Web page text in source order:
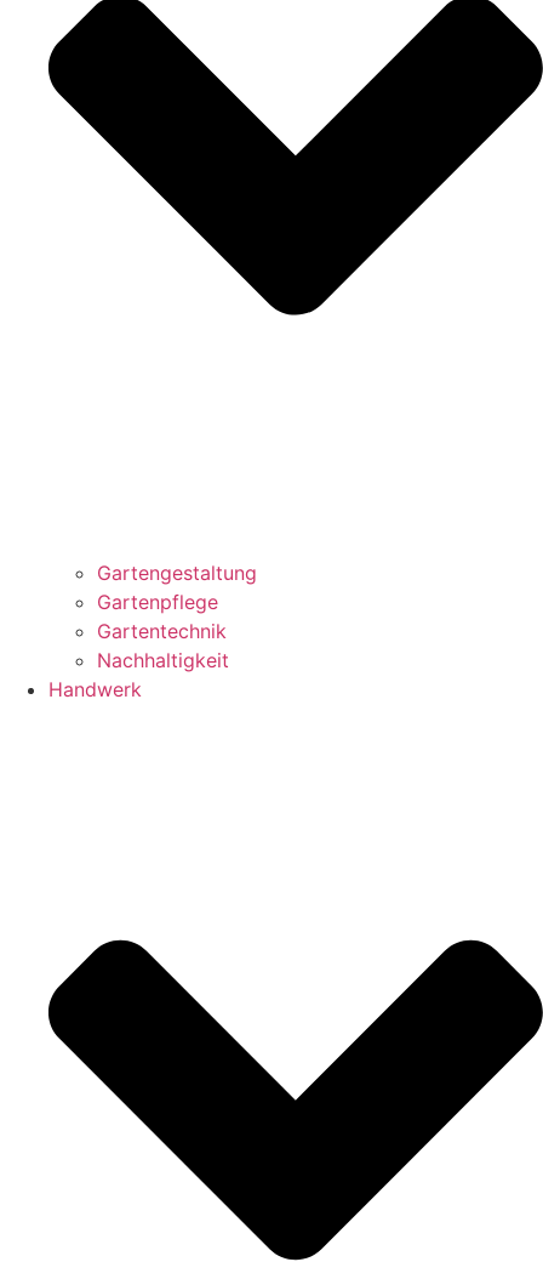
Gartengestaltung
Gartenpflege
Gartentechnik
Nachhaltigkeit
Handwerk